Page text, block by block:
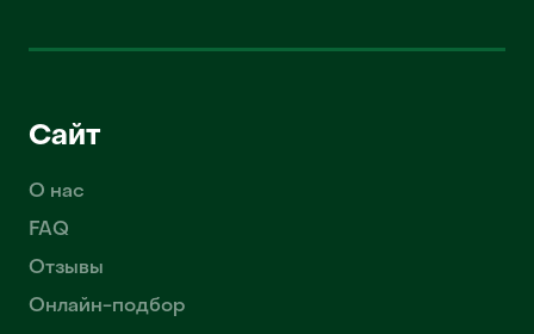
Сайт
О нас
FAQ
Отзывы
Онлайн-подбор